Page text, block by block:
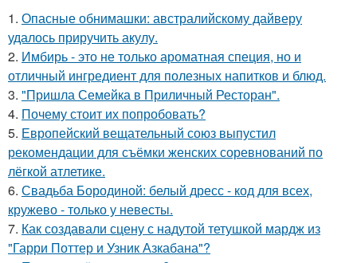
1. Опасные обнимашки: австралийскому дайверу
удалось приручить акулу.
2. Имбирь - это не только ароматная специя, но и
отличный ингредиент для полезных напитков и блюд.
3. "Пришла Семейка в Приличный Ресторан".
4. Почему стоит их попробовать?
5. Европейский вещательный союз выпустил
рекомендации для съёмки женских соревнований по
лёгкой атлетике.
6. Свадьба Бородиной: белый дресс - код для всех,
кружево - только у невесты.
7. Как создавали сцену с надутой тетушкой мардж из
"Гарри Поттер и Узник Азкабана"?